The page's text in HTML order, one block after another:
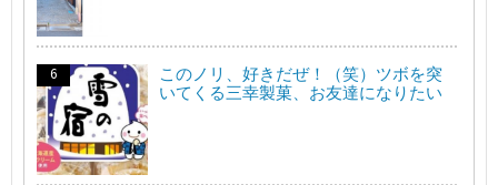
このノリ、好きだぜ！（笑）ツボを突
いてくる三幸製菓、お友達になりたい